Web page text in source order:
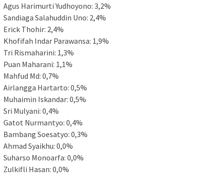
Agus Harimurti Yudhoyono: 3,2%
Sandiaga Salahuddin Uno: 2,4%
Erick Thohir: 2,4%
Khofifah Indar Parawansa: 1,9%
Tri Rismaharini: 1,3%
Puan Maharani: 1,1%
Mahfud Md: 0,7%
Airlangga Hartarto: 0,5%
Muhaimin Iskandar: 0,5%
Sri Mulyani: 0,4%
Gatot Nurmantyo: 0,4%
Bambang Soesatyo: 0,3%
Ahmad Syaikhu: 0,0%
Suharso Monoarfa: 0,0%
Zulkifli Hasan: 0,0%